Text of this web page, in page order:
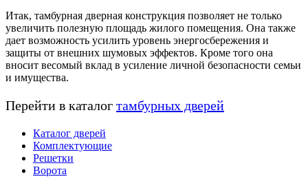
Итак, тамбурная дверная конструкция позволяет не только
увеличить полезную площадь жилого помещения. Она также
дает возможность усилить уровень энергосбережения и
защиты от внешних шумовых эффектов. Кроме того она
вносит весомый вклад в усиление личной безопасности семьи
и имущества.
Перейти в каталог тамбурных дверей
Каталог дверей
Комплектующие
Решетки
Ворота